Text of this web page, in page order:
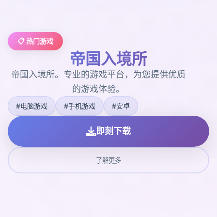
📋 热门游戏
帝国入境所
帝国入境所。专业的游戏平台，为您提供优质
的游戏体验。
#电脑游戏 #手机游戏 #安卓
即刻下载
了解更多